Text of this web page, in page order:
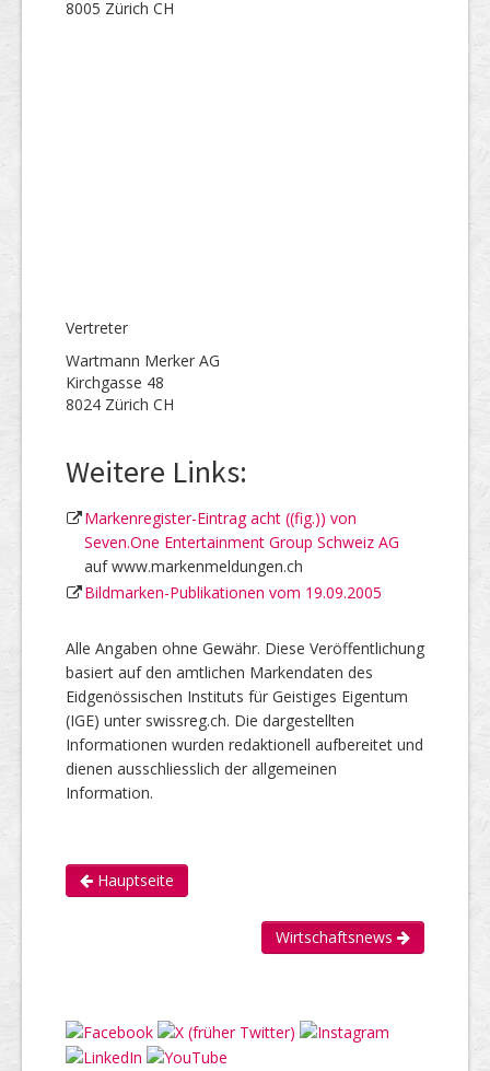
8005 Zürich CH
Vertreter
Wartmann Merker AG
Kirchgasse 48
8024 Zürich CH
Weitere Links:
Markenregister-Eintrag acht ((fig.)) von
Seven.One Entertainment Group Schweiz AG
auf www.markenmeldungen.ch
Bildmarken-Publikationen vom 19.09.2005
Alle Angaben ohne Gewähr. Diese Veröffentlichung
basiert auf den amtlichen Markendaten des
Eidgenössischen Instituts für Geistiges Eigentum
(IGE) unter swissreg.ch. Die dargestellten
Informationen wurden redaktionell aufbereitet und
dienen ausschliesslich der allgemeinen
Information.
Hauptseite
Wirtschaftsnews